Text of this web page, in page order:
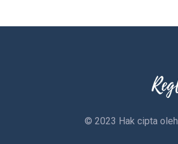
© 2023 Hak cipta oleh